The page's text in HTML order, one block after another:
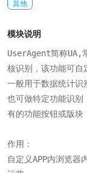
其他
模块说明
UserAgent简称UA,
核识别，该功能可自
一般用于数据统计识
也可做特定功能识别
有的功能按钮或版块
作用：
自定义APP内浏览器